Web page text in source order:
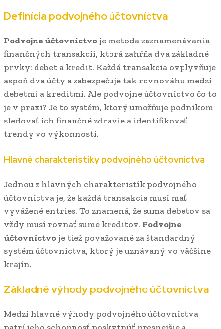
Definícia podvojného účtovníctva
Podvojne účtovníctvoje metoda zaznamenávania
finančných transakcií, ktorá zahŕňa dva základné
prvky: debet a kredit. Každá transakcia ovplyvňuje
aspoň dva účty a zabezpečuje tak rovnováhu medzi
debetmi a kreditmi. Ale podvojne účtovníctvo čo to
je v praxi? Je to systém, ktorý umožňuje podnikom
sledovať ich finančné zdravie a identifikovať
trendy vo výkonnosti.
Hlavné charakteristiky podvojného účtovníctva
Jednou z hlavných charakteristík podvojného
účtovníctva je, že každá transakcia musí mať
vyvážené entries. To znamená, že suma debetov sa
vždy musí rovnať sume kreditov. Podvojne
účtovníctvoje tiež považované za štandardný
systém účtovníctva, ktorý je uznávaný vo väčšine
krajín.
Základné výhody podvojného účtovníctva
Medzi hlavné výhody podvojného účtovníctva